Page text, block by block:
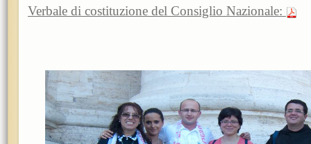
Verbale di costituzione del Consiglio Nazionale: